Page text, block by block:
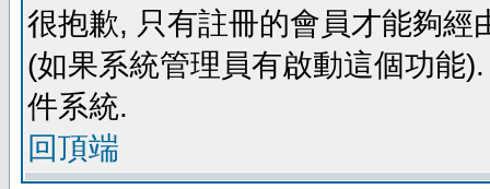
很抱歉, 只有註冊的會員才能夠
(如果系統管理員有啟動這個功能
件系統.
回頂端